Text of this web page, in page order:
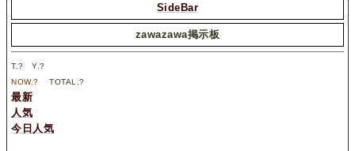
SideBar
zawazawa掲示板
T.? Y.?
NOW.? TOTAL.?
最新
人気
今日人気